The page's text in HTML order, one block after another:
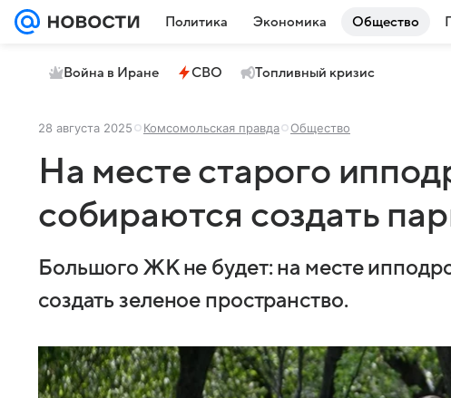
Политика Экономика Общество
Война в Иране СВО Топливный кризис
28 августа 2025 Комсомольская правда Общество
На месте старого
собираются создать
Большого ЖК не будет: на месте
создать зеленое пространство.